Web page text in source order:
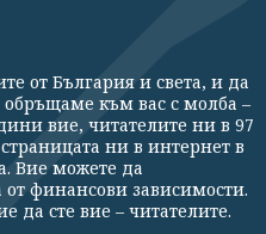
от България и света, и да
обръщаме към вас с молба –
вие, читателите ни в 97
ни в интернет в
Вие можете да
финансови зависимости.
да сте вие – читателите.